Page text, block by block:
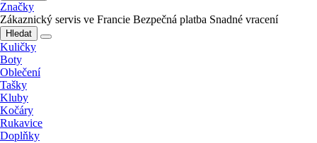
Značky
Zákaznický servis ve Francie Bezpečná platba Snadné vracení
Hledat
Kuličky
Boty
Oblečení
Tašky
Kluby
Kočáry
Rukavice
Doplňky